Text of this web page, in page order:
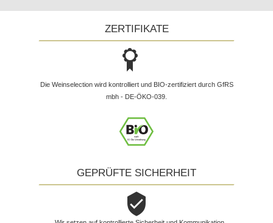
ZERTIFIKATE
Die Weinselection wird kontrolliert und BIO-zertifiziert durch GfRS
mbh - DE-ÖKO-039.
GEPRÜFTE SICHERHEIT